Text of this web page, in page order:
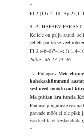
*
Fl 2,(13)14–18; Ap
9. PÜHAPÄEV
Kellele on palju antud,
sellelt päritakse veel
Fl 3,(4b–6)7–14; Jr
Jutlus: Mt 13,44–46
17. PühapäevMeie
kaheksakümmend
sest need mööduvad
Ma püüan ära tunda
Pauluse pingutuste
päevade mõõt ei ole pikk
väärtuslik, et keskenduda
*